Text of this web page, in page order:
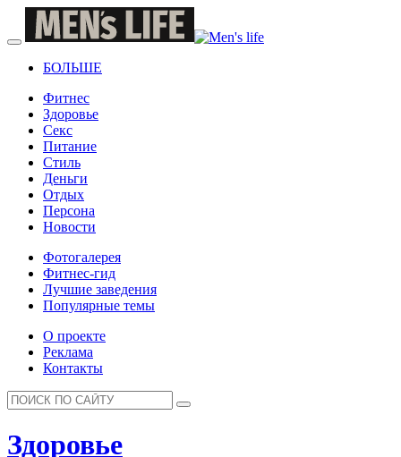
БОЛЬШЕ
Фитнес
Здоровье
Секс
Питание
Стиль
Деньги
Отдых
Персона
Новости
Фотогалерея
Фитнес-гид
Лучшие заведения
Популярные темы
О проекте
Реклама
Контакты
Здоровье